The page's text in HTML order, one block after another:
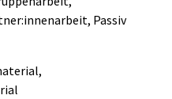
Passiv